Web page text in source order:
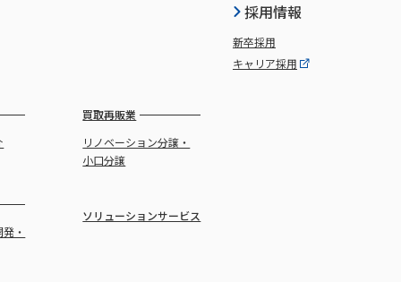
・
買取再販業
リノベーション分譲・
小口分譲
ソリューションサービス
採用情報
新卒採用
キャリア採用